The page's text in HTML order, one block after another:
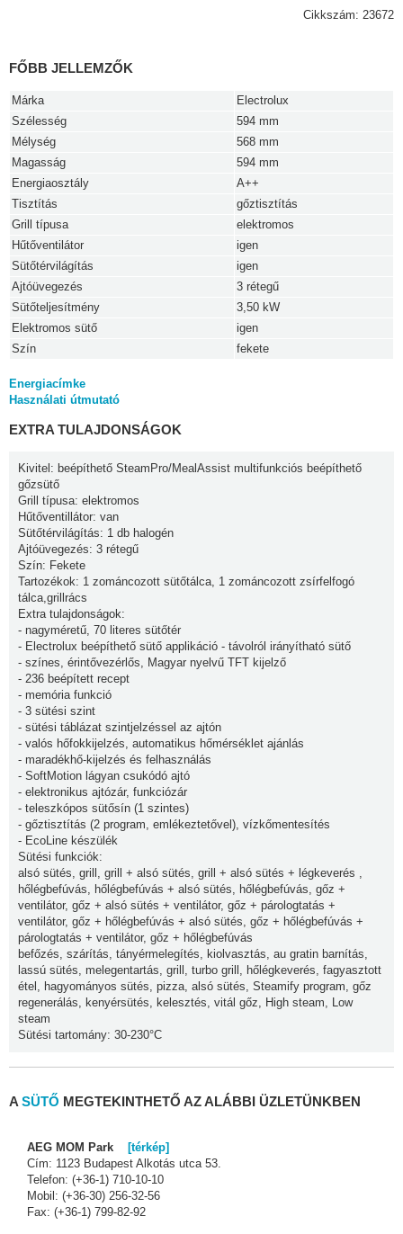
Cikkszám: 23672
FŐBB JELLEMZŐK
Márka
Electrolux
Szélesség
594 mm
Mélység
568 mm
Magasság
594 mm
Energiaosztály
A++
Tisztítás
gőztisztítás
Grill típusa
elektromos
Hűtőventilátor
igen
Sütőtérvilágítás
igen
Ajtóüvegezés
3 rétegű
Sütőteljesítmény
3,50 kW
Elektromos sütő
igen
Szín
fekete
Energiacímke
Használati útmutató
EXTRA TULAJDONSÁGOK
Kivitel: beépíthető SteamPro/MealAssist multifunkciós beépíthető
gőzsütő
Grill típusa: elektromos
Hűtőventillátor: van
Sütőtérvilágítás: 1 db halogén
Ajtóüvegezés: 3 rétegű
Szín: Fekete
Tartozékok: 1 zománcozott sütőtálca, 1 zománcozott zsírfelfogó
tálca,grillrács
Extra tulajdonságok:
- nagyméretű, 70 literes sütőtér
- Electrolux beépíthető sütő applikáció - távolról irányítható sütő
- színes, érintővezérlős, Magyar nyelvű TFT kijelző
- 236 beépített recept
- memória funkció
- 3 sütési szint
- sütési táblázat szintjelzéssel az ajtón
- valós hőfokkijelzés, automatikus hőmérséklet ajánlás
- maradékhő-kijelzés és felhasználás
- SoftMotion lágyan csukódó ajtó
- elektronikus ajtózár, funkciózár
- teleszkópos sütősín (1 szintes)
- gőztisztítás (2 program, emlékeztetővel), vízkőmentesítés
- EcoLine készülék
Sütési funkciók:
alsó sütés, grill, grill + alsó sütés, grill + alsó sütés + légkeverés ,
hőlégbefúvás, hőlégbefúvás + alsó sütés, hőlégbefúvás, gőz +
ventilátor, gőz + alsó sütés + ventilátor, gőz + párologtatás +
ventilátor, gőz + hőlégbefúvás + alsó sütés, gőz + hőlégbefúvás +
párologtatás + ventilátor, gőz + hőlégbefúvás
befőzés, szárítás, tányérmelegítés, kiolvasztás, au gratin barnítás,
lassú sütés, melegentartás, grill, turbo grill, hőlégkeverés, fagyasztott
étel, hagyományos sütés, pizza, alsó sütés, Steamify program, gőz
regenerálás, kenyérsütés, kelesztés, vitál gőz, High steam, Low
steam
Sütési tartomány: 30-230°C
A SÜTŐ MEGTEKINTHETŐ AZ ALÁBBI ÜZLETÜNKBEN
AEG MOM Park [térkép]
Cím: 1123 Budapest Alkotás utca 53.
Telefon: (+36-1) 710-10-10
Mobil: (+36-30) 256-32-56
Fax: (+36-1) 799-82-92